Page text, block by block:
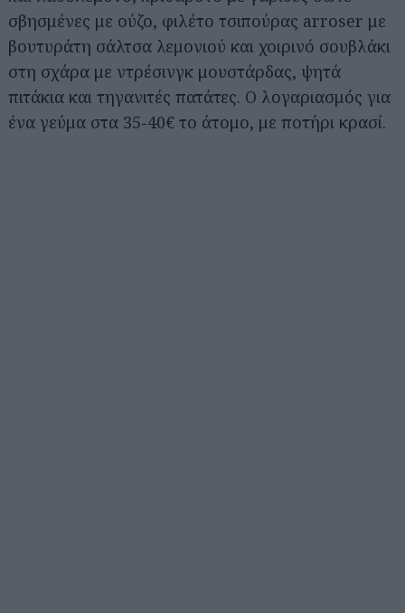
σβησμένες με ούζο, φιλέτο τσιπούρας arroser με
βουτυράτη σάλτσα λεμονιού και χοιρινό σουβλάκι
στη σχάρα με ντρέσινγκ μουστάρδας, ψητά
πιτάκια και τηγανιτές πατάτες. Ο λογαριασμός για
ένα γεύμα στα 35-40€ το άτομο, με ποτήρι κρασί.